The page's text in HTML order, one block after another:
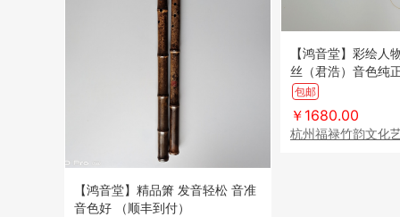
【鸿音堂】精品箫 发音轻松 音准
音色好 （顺丰到付）
【鸿音堂】彩绘人
丝（君浩）音色纯
透 共振性好 适合
到付）
包邮
￥1680.00
杭州福禄竹韵文化